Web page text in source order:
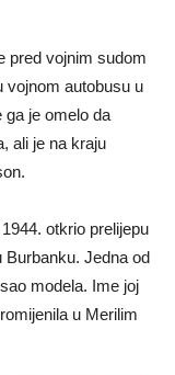
pred vojnim sudom
vojnom autobusu u
ga je omelo da
ali je na kraju
otkrio prelijepu
Burbanku. Jedna od
modela. Ime joj
u Merilim